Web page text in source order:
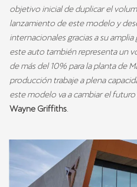
objetivo inicial de duplicar el
lanzamiento de este modelo y
internacionales gracias a su
este auto también representa un
de más del 10% para la planta de
producción trabaje a plena
este modelo va a cambiar el
Wayne Griffiths